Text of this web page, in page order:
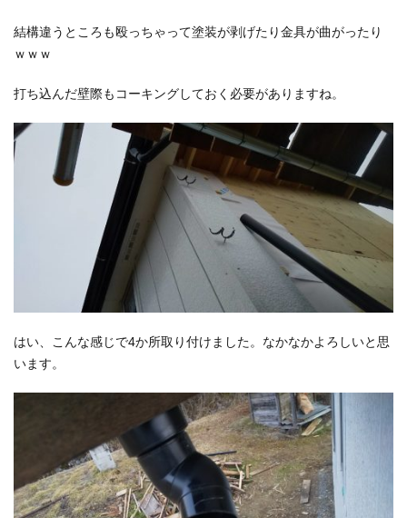
結構違うところも殴っちゃって塗装が剥げたり金具が曲がったり
ｗｗｗ
打ち込んだ壁際もコーキングしておく必要がありますね。
はい、こんな感じで4か所取り付けました。なかなかよろしいと思
います。